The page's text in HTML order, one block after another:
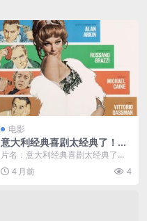
电影
意大利经典喜剧太经典了！
《七段情 Woman Times Sev
en》1967年意大利美国法国
联合剧情喜剧百度云网盘夸克
片名：意大利经典喜剧太经典了！
《七段情 Woman Times Seven》1
9... 4 月前 4